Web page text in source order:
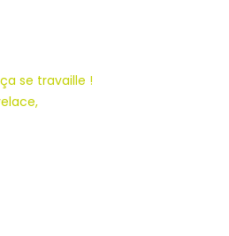
se travaille !